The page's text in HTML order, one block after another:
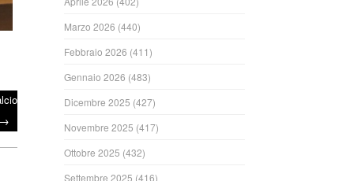
→
Marzo 2026 (440)
Febbraio 2026 (411)
Gennaio 2026 (483)
Dicembre 2025 (427)
Novembre 2025 (417)
Ottobre 2025 (432)
Settembre 2025 (416)